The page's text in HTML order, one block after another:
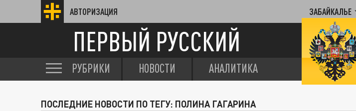
АВТОРИЗАЦИЯ ЗАБАЙКАЛЬЕ
ПЕРВЫЙ РУССКИЙ
РУБРИКИ НОВОСТИ АНАЛИТИКА
ПОСЛЕДНИЕ НОВОСТИ ПО ТЕГУ: ПОЛИНА ГАГАРИНА